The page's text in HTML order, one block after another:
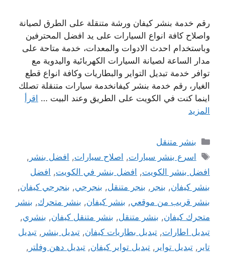
رقم خدمة بنشر كيفان ورشة متنقلة على الطرق لصيانة
واصلاح كافة انواع السيارات على يد افضل المحترفين
وباستخدام احدث الادوات والمعدات، خدمة متاحة على
مدار الساعة لصيانة السيارات الكهربائية واليدوية مع
توافر خدمة تبديل التواير والبطاريات وكافة انواع قطع
الغيار، رقم خدمة بنشر كيفانخدمة سيارات متنقلة تصلك
اينما كنت في الكويت على الطريق وعند البيت … اقرأ
المزيد
التصنيفات
بنشر متنقل
الوسوم
اسرع بنشر سيارات, اصلاح سيارات, افضل بنشر ,
افضل بنشر الكويت, افضل بنشر في الكويت, افضل
بنشر كيفان, بنجر , بنجر متنقل, بنجرجي, بنجرجي كيفان,
بنشر قريب من موقعي, بنشر كيفان, بنشر متحرك, بنشر
متحرك كيفان, بنشر متنقل, بنشر متنقل كيفان, بنشري,
تبديل اطارات, تبديل بطاريات كيفان, تبديل بنشر , تبديل
تاير , تبديل تواير , تبديل تواير كيفان, تبديل دهن وفلتر ,